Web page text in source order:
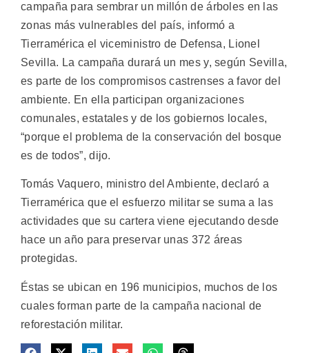
campaña para sembrar un millón de árboles en las
zonas más vulnerables del país, informó a
Tierramérica el viceministro de Defensa, Lionel
Sevilla. La campaña durará un mes y, según Sevilla,
es parte de los compromisos castrenses a favor del
ambiente. En ella participan organizaciones
comunales, estatales y de los gobiernos locales,
“porque el problema de la conservación del bosque
es de todos”, dijo.
Tomás Vaquero, ministro del Ambiente, declaró a
Tierramérica que el esfuerzo militar se suma a las
actividades que su cartera viene ejecutando desde
hace un año para preservar unas 372 áreas
protegidas.
Éstas se ubican en 196 municipios, muchos de los
cuales forman parte de la campaña nacional de
reforestación militar.